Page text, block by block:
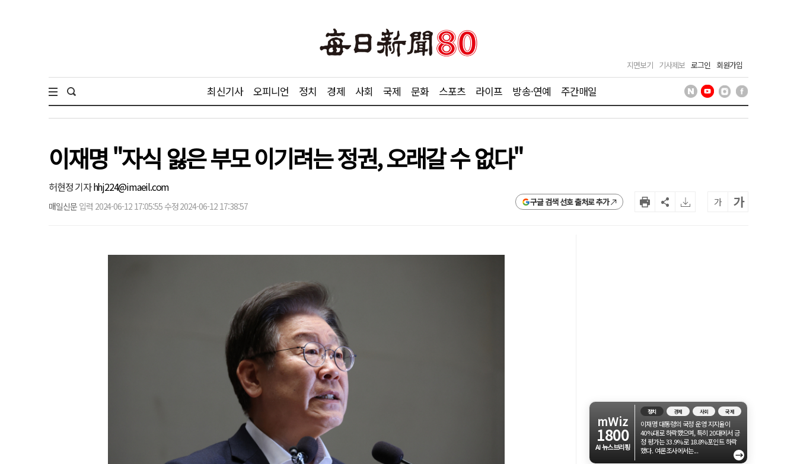
지면보기 기사제보 로그인 회원가입
최신기사 오피니언 정치 경제 사회 국제 문화 스포츠 라이프 방송·연예 주간매일
이재명 "자식 잃은 부모 이기려는 정권, 오래갈 수 없다"
허현정 기자hhj224@imaeil.com
매일신문 입력 2024-06-12 17:05:55 수정 2024-06-12 17:38:57 구글 검색 선호 출처로 추가 가 가
mWiz
1800
AI 뉴스브리핑
정치 경제 사회 국제
이재명 대통령의 국정 운영 지지율이
40%대로 하락했으며, 특히 20대에서 긍
정 평가는 33.9%로 18.8%포인트 하락
했다. 여론조사에서는...
→